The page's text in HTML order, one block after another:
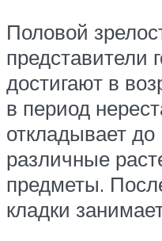
Половой
представители
достигают в
в период
откладывает
различные
предметы.
кладки